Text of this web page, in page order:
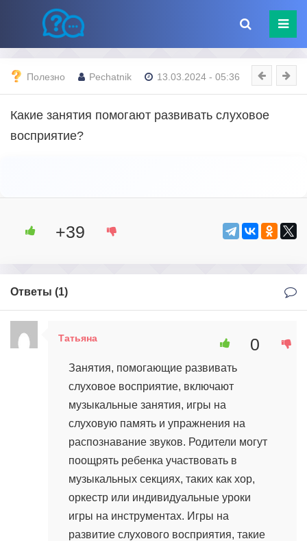
Полезно Pechatnik 13.03.2024 - 05:36
Какие занятия помогают развивать слуховое
восприятие?
+39
Ответы (1)
Татьяна
Занятия, помогающие развивать
слуховое восприятие, включают
музыкальные занятия, игры на
слуховую память и упражнения на
распознавание звуков. Родители могут
поощрять ребенка участвовать в
музыкальных секциях, таких как хор,
оркестр или индивидуальные уроки
игры на инструментах. Игры на
развитие слухового восприятия, такие
0